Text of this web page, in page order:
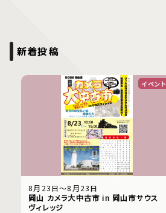
新着投稿
イベント
8月23日〜8月23日
岡山 カメラ大中古市 in 岡山市サウス
ヴィレッジ